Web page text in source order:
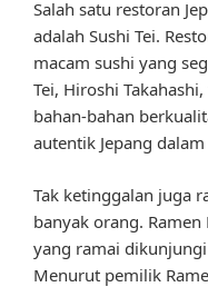
Salah satu restoran
adalah Sushi Tei.
macam sushi yang
Tei, Hiroshi
bahan-bahan
autentik Jepang
Tak ketinggalan juga
banyak orang.
yang ramai
Menurut pemilik